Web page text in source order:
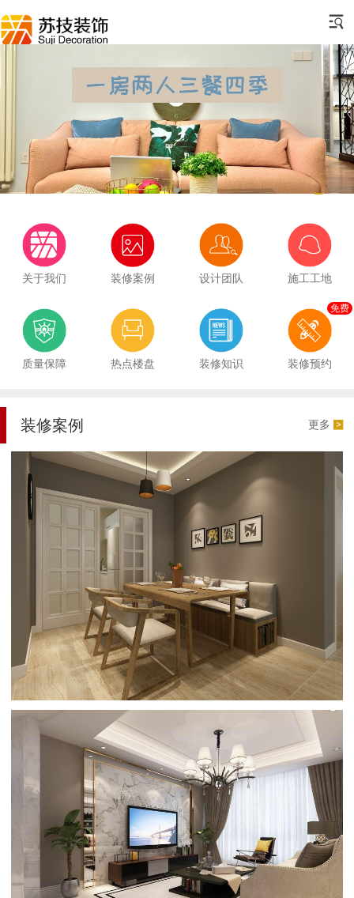
关于我们 装修案例 设计团队 施工工地
质量保障 热点楼盘 装修知识 装修预约
免费
装修案例 更多